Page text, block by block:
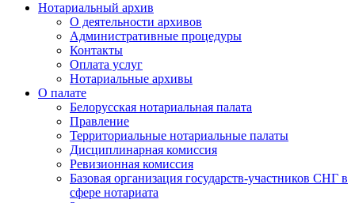
Нотариальный архив
О деятельности архивов
Административные процедуры
Контакты
Оплата услуг
Нотариальные архивы
О палате
Белорусская нотариальная палата
Правление
Территориальные нотариальные палаты
Дисциплинарная комиссия
Ревизионная комиссия
Базовая организация государств-участников СНГ в
сфере нотариата